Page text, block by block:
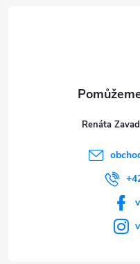
Renáta